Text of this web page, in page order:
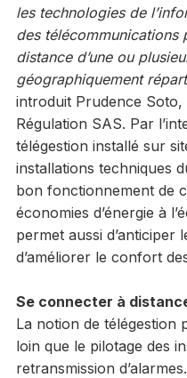
les technologies de
des télécommunications
distance d’une ou
géographiquement
introduit Prudence
Régulation SAS. Par
télégestion installé sur
installations techniques
bon fonctionnement de
économies d’énergie à
permet aussi d’anticiper
d’améliorer le confort
Se connecter à
La notion de télégestion
loin que le pilotage des
retransmission d’alarmes.